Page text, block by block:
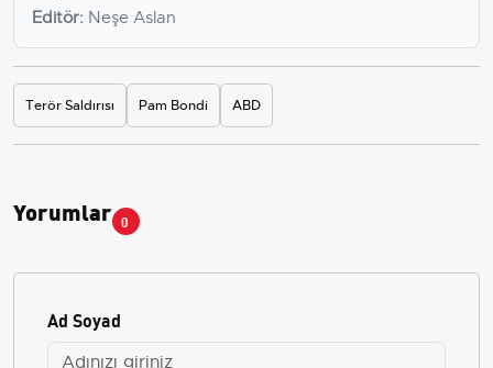
Editör: Neşe Aslan
Terör Saldırısı Pam Bondi ABD
Yorumlar 0
Ad Soyad